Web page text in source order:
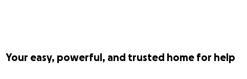
Your easy, powerful, and trusted home for help